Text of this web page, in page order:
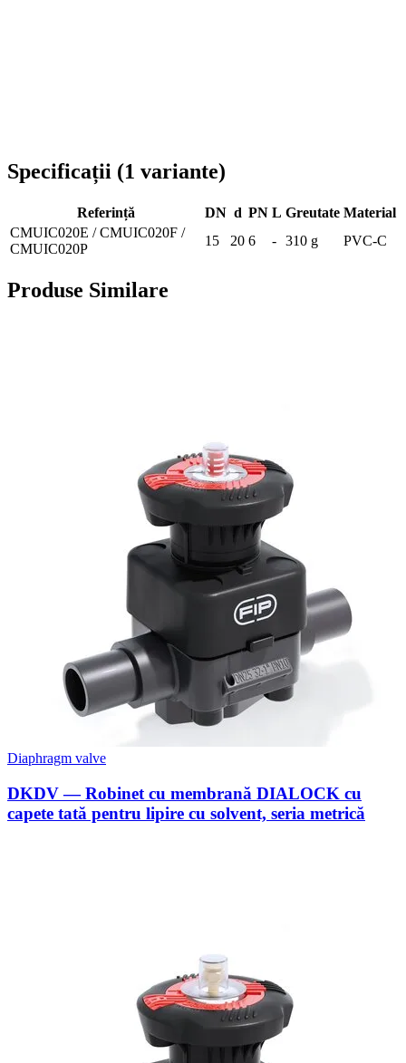
Specificații (1 variante)
Referință DN d PN L Greutate Material
CMUIC020E / CMUIC020F /
CMUIC020P
15 20 6 - 310 g PVC-C
Produse Similare
Diaphragm valve
DKDV — Robinet cu membrană DIALOCK cu
capete tată pentru lipire cu solvent, seria metrică